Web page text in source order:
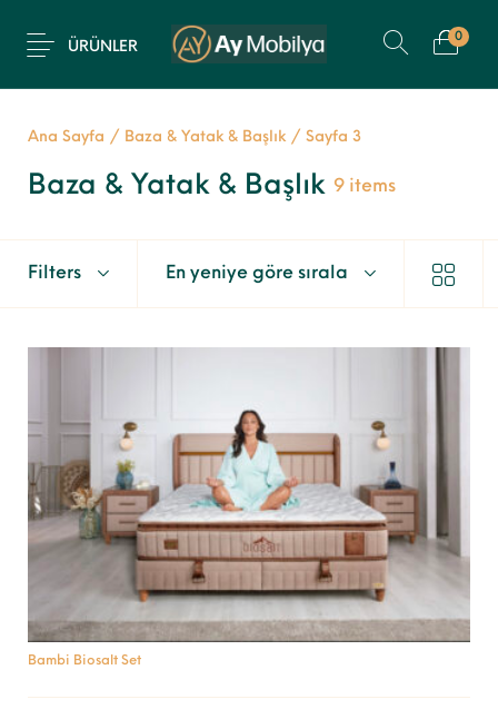
ÜRÜNLER
0
Ana Sayfa / Baza & Yatak & Başlık / Sayfa 3
Baza & Yatak & Başlık 9 items
Filters En yeniye göre sırala
Bambi Biosalt Set